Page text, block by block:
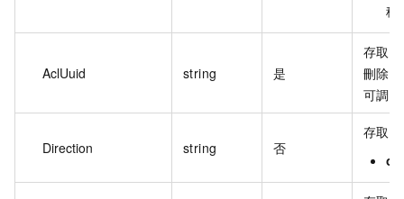
稱
AclUuid string 是
存取
刪除
可調
Direction string 否
存取